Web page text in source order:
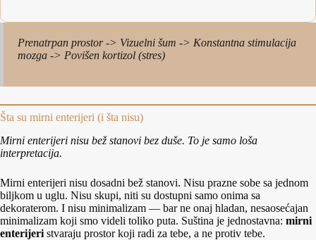
Prenatrpan prostor -> Vizuelni šum -> Konstantna stimulacija
mozga -> Povišen kortizol (stres)
Šta su mirni enterijeri (i šta nisu)
Mirni enterijeri nisu bež stanovi bez duše. To je samo loša
interpretacija.
Mirni enterijeri nisu dosadni bež stanovi. Nisu prazne sobe sa jednom
biljkom u uglu. Nisu skupi, niti su dostupni samo onima sa
dekoraterom. I nisu minimalizam — bar ne onaj hladan, nesaosećajan
minimalizam koji smo videli toliko puta. Suština je jednostavna: mirni
enterijeri stvaraju prostor koji radi za tebe, a ne protiv tebe.